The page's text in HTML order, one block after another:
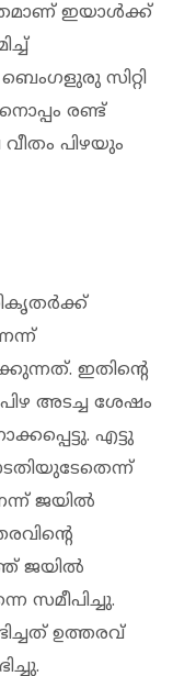
ഇയാൾക്ക്
സിറ്റി
രണ്ട്
പിഴയും
ഇതിന്റെ
അടച്ച ശേഷം
എട്ടു
ജയിൽ
ജയിൽ
സമീപിച്ചു.
ഉത്തരവ്